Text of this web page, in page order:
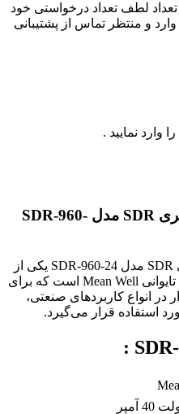
لطف تعداد درخواستی خود
و منتظر تماس از پشتیبانی
را وارد نمایید .
معرفی منبع تغذیه مین ول سری SDR مدل SDR-960-
منبع تغذیه سوییچینگ مین‌ول سری SDR مدل SDR-960-24 یکی از
محصولات پرکاربرد و باکیفیت برند تایوانی Mean Well است که برای
در انواع کاربردهای صنعتی،
استفاده قرار می‌گیرد.